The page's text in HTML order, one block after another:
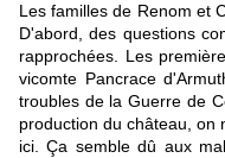
Les familles de Renom et
D'abord, des questions
rapprochées. Les
vicomte Pancrace
troubles de la Guerre de
production du château, on
ici. Ça semble dû aux